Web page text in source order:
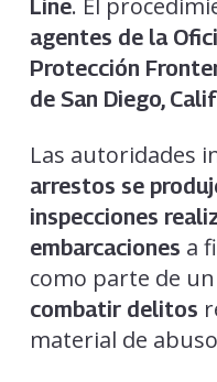
Line
agentes de la
Protección
de San Diego,
Las autoridades
arrestos se
inspecciones
embarcaciones a
como parte de un
combatir delitos
material de